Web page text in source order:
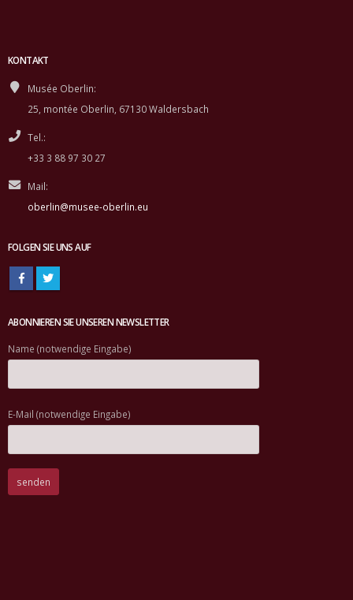
KONTAKT
Musée Oberlin:
25, montée Oberlin, 67130 Waldersbach
Tel.:
+33 3 88 97 30 27
Mail:
oberlin@musee-oberlin.eu
FOLGEN SIE UNS AUF
ABONNIEREN SIE UNSEREN NEWSLETTER
Name (notwendige Eingabe)
E-Mail (notwendige Eingabe)